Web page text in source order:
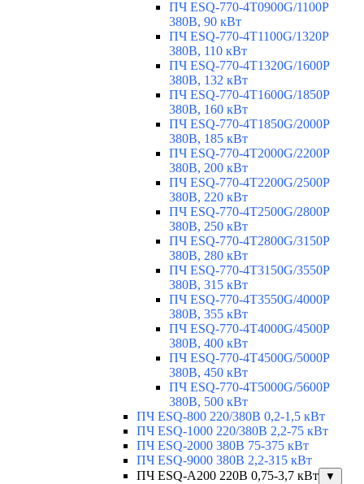
ПЧ ESQ-770-4T0900G/1100P
380В, 90 кВт
ПЧ ESQ-770-4T1100G/1320P
380В, 110 кВт
ПЧ ESQ-770-4T1320G/1600P
380В, 132 кВт
ПЧ ESQ-770-4T1600G/1850P
380В, 160 кВт
ПЧ ESQ-770-4T1850G/2000P
380В, 185 кВт
ПЧ ESQ-770-4T2000G/2200P
380В, 200 кВт
ПЧ ESQ-770-4T2200G/2500P
380В, 220 кВт
ПЧ ESQ-770-4T2500G/2800P
380В, 250 кВт
ПЧ ESQ-770-4T2800G/3150P
380В, 280 кВт
ПЧ ESQ-770-4T3150G/3550P
380В, 315 кВт
ПЧ ESQ-770-4T3550G/4000P
380В, 355 кВт
ПЧ ESQ-770-4T4000G/4500P
380В, 400 кВт
ПЧ ESQ-770-4T4500G/5000P
380В, 450 кВт
ПЧ ESQ-770-4T5000G/5600P
380В, 500 кВт
ПЧ ESQ-800 220/380В 0,2-1,5 кВт
ПЧ ESQ-1000 220/380В 2,2-75 кВт
ПЧ ESQ-2000 380В 75-375 кВт
ПЧ ESQ-9000 380В 2,2-315 кВт
ПЧ ESQ-A200 220В 0,75-3,7 кВт
▼